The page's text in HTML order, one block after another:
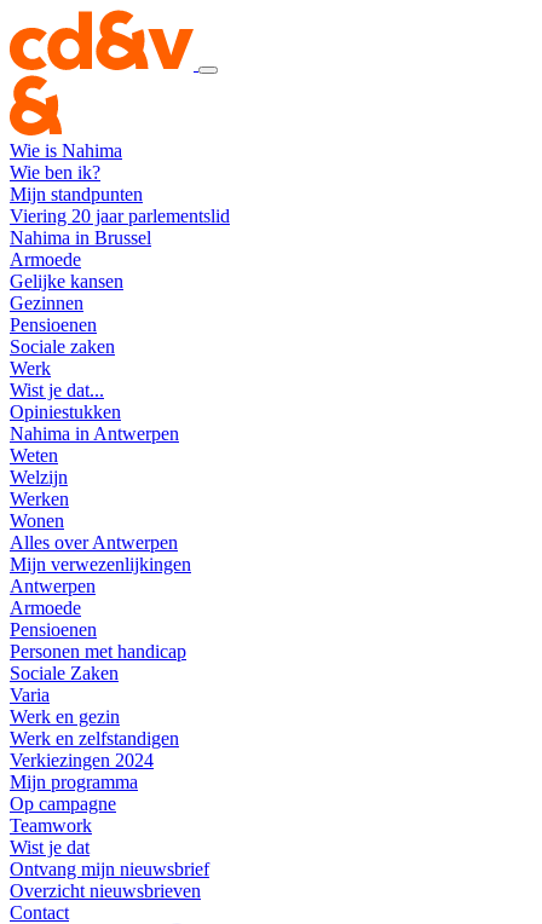
Wie is Nahima
Wie ben ik?
Mijn standpunten
Viering 20 jaar parlementslid
Nahima in Brussel
Armoede
Gelijke kansen
Gezinnen
Pensioenen
Sociale zaken
Werk
Wist je dat...
Opiniestukken
Nahima in Antwerpen
Weten
Welzijn
Werken
Wonen
Alles over Antwerpen
Mijn verwezenlijkingen
Antwerpen
Armoede
Pensioenen
Personen met handicap
Sociale Zaken
Varia
Werk en gezin
Werk en zelfstandigen
Verkiezingen 2024
Mijn programma
Op campagne
Teamwork
Wist je dat
Ontvang mijn nieuwsbrief
Overzicht nieuwsbrieven
Contact